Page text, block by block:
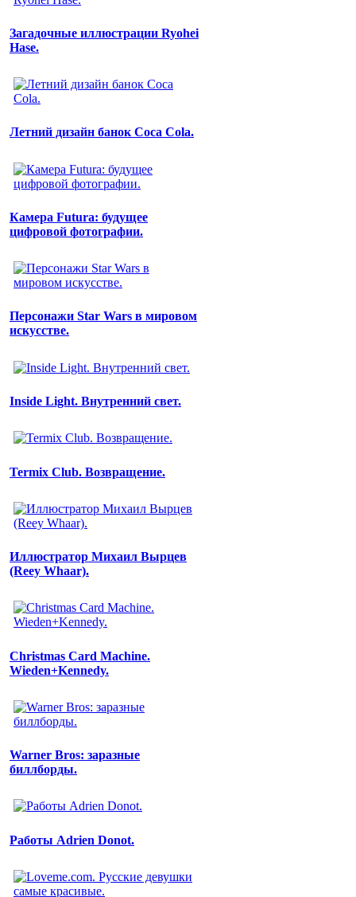
Загадочные иллюстрации Ryohei
Hase.
Летний дизайн банок Coca Cola.
Камера Futura: будущее
цифровой фотографии.
Персонажи Star Wars в мировом
искусстве.
Inside Light. Внутренний свет.
Termix Club. Возвращение.
Иллюстратор Михаил Вырцев
(Reey Whaar).
Christmas Card Machine.
Wieden+Kennedy.
Warner Bros: заразные
биллборды.
Работы Adrien Donot.